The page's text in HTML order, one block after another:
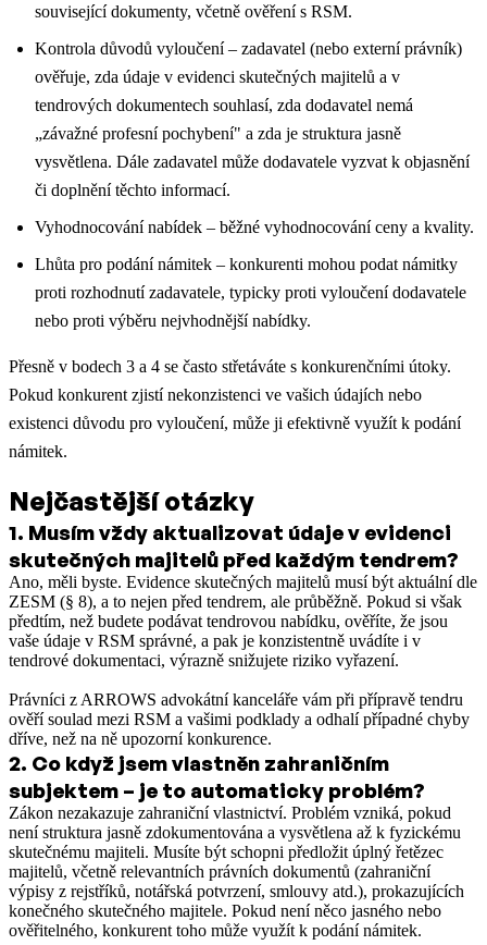
související dokumenty, včetně ověření s RSM.
Kontrola důvodů vyloučení – zadavatel (nebo externí právník)
ověřuje, zda údaje v evidenci skutečných majitelů a v
tendrových dokumentech souhlasí, zda dodavatel nemá
„závažné profesní pochybení" a zda je struktura jasně
vysvětlena. Dále zadavatel může dodavatele vyzvat k objasnění
či doplnění těchto informací.
Vyhodnocování nabídek – běžné vyhodnocování ceny a kvality.
Lhůta pro podání námitek – konkurenti mohou podat námitky
proti rozhodnutí zadavatele, typicky proti vyloučení dodavatele
nebo proti výběru nejvhodnější nabídky.
Přesně v bodech 3 a 4 se často střetáváte s konkurenčními útoky.
Pokud konkurent zjistí nekonzistenci ve vašich údajích nebo
existenci důvodu pro vyloučení, může ji efektivně využít k podání
námitek.
Nejčastější otázky
1. Musím vždy aktualizovat údaje v evidenci
skutečných majitelů před každým tendrem?
Ano, měli byste. Evidence skutečných majitelů musí být aktuální dle
ZESM (§ 8), a to nejen před tendrem, ale průběžně. Pokud si však
předtím, než budete podávat tendrovou nabídku, ověříte, že jsou
vaše údaje v RSM správné, a pak je konzistentně uvádíte i v
tendrové dokumentaci, výrazně snižujete riziko vyřazení.
Právníci z ARROWS advokátní kanceláře vám při přípravě tendru
ověří soulad mezi RSM a vašimi podklady a odhalí případné chyby
dříve, než na ně upozorní konkurence.
2. Co když jsem vlastněn zahraničním
subjektem – je to automaticky problém?
Zákon nezakazuje zahraniční vlastnictví. Problém vzniká, pokud
není struktura jasně zdokumentována a vysvětlena až k fyzickému
skutečnému majiteli. Musíte být schopni předložit úplný řetězec
majitelů, včetně relevantních právních dokumentů (zahraniční
výpisy z rejstříků, notářská potvrzení, smlouvy atd.), prokazujících
konečného skutečného majitele. Pokud není něco jasného nebo
ověřitelného, konkurent toho může využít k podání námitek.